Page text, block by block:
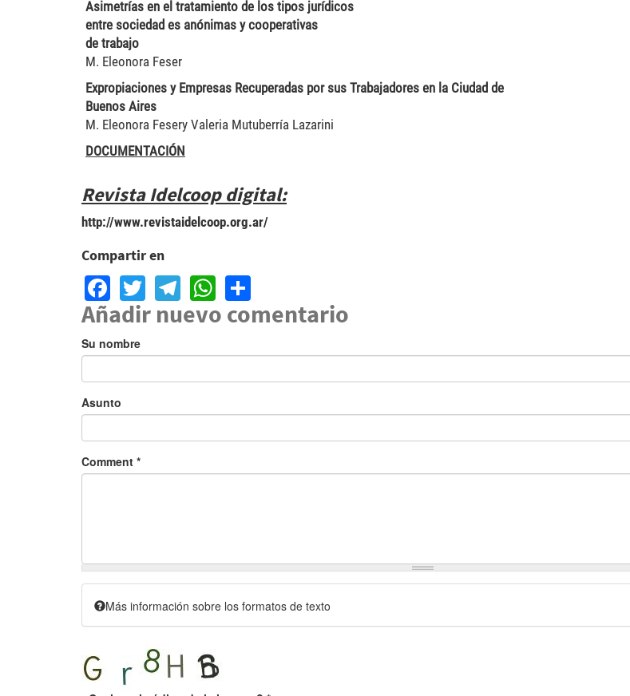
Asimetrías en el tratamiento de los tipos jurídicos
entre sociedad es anónimas y cooperativas
de trabajo
M. Eleonora Feser
Expropiaciones y Empresas Recuperadas por sus Trabajadores en la Ciudad de
Buenos Aires
M. Eleonora Fesery Valeria Mutuberría Lazarini
DOCUMENTACIÓN
Revista Idelcoop digital:
http://www.revistaidelcoop.org.ar/
Compartir en
Facebook
TwitterTelegram
WhatsApp
Añadir nuevo comentario
Su nombre
Asunto
Comment *
Más información sobre los formatos de texto